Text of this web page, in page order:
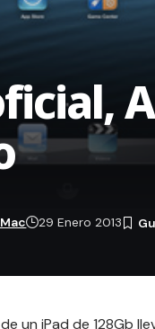
29 Enero 2013
un iPad de 128Gb